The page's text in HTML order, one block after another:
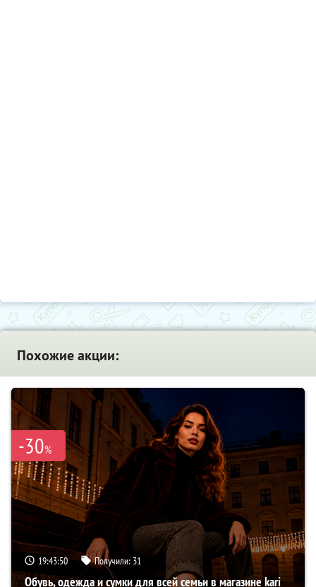
Похожие акции:
-30%
19:43:48 Получили: 31
Обувь, одежда и сумки для всей семьи в магазине kari